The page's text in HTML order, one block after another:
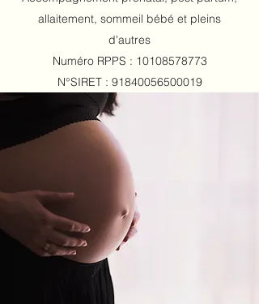
allaitement, sommeil bébé et pleins
d'autres
Numéro RPPS : 10108578773
N°SIRET : 91840056500019
Tarifs
Prise de rendez-vous